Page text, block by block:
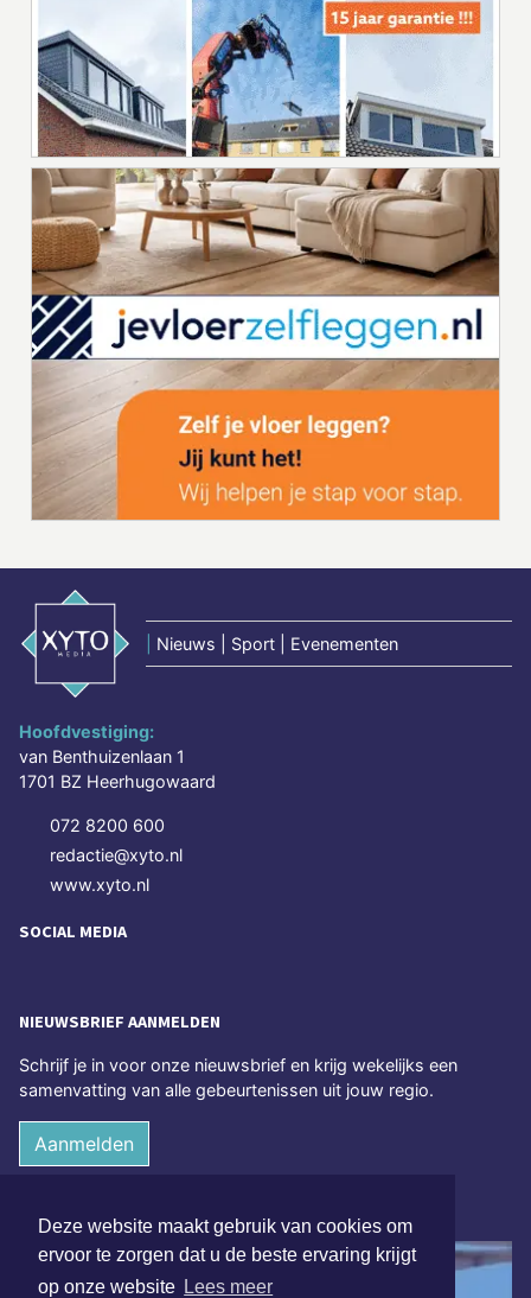
Deze website maakt gebruik van cookies om
ervoor te zorgen dat u de beste ervaring krijgt
op onze website Lees meer
Nieuws | Sport | Evenementen
Hoofdvestiging:
van Benthuizenlaan 1
1701 BZ Heerhugowaard
072 8200 600
redactie@xyto.nl
www.xyto.nl
SOCIAL MEDIA
NIEUWSBRIEF AANMELDEN
Schrijf je in voor onze nieuwsbrief en krijg wekelijks een
samenvatting van alle gebeurtenissen uit jouw regio.
Aanmelden